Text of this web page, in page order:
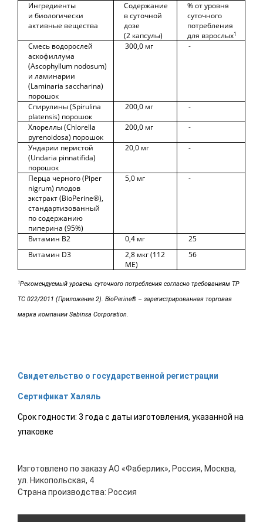
Ингредиенты
и биологически
активные вещества
Содержание
в суточной
дозе
(2 капсулы)
% от уровня
суточного
потребления
для взрослых1
Смесь водорослей
аскофиллума
(Ascophyllum nodosum)
и ламинарии
(Laminaria saccharina)
порошок
300,0 мг -
Спирулины (Spirulina
platensis) порошок
200,0 мг -
Хлореллы (Chlorella
pyrenoidosa) порошок
200,0 мг -
Ундарии перистой
(Undaria pinnatifida)
порошок
20,0 мг -
Перца черного (Piper
nigrum) плодов
экстракт (BioPerine®),
стандартизованный
по содержанию
пиперина (95%)
5,0 мг -
Витамин В2 0,4 мг
25
Витамин D3
2,8 мкг (112
МЕ)
56
1Рекомендуемый уровень суточного потребления согласно требованиям ТР
ТС 022/2011 (Приложение 2). BioPerine® – зарегистрированная торговая
марка компании Sabinsa Corporation.
Свидетельство о государственной регистрации
Сертификат Халяль
Срок годности: 3 года с даты изготовления, указанной на
упаковке
Изготовлено по заказу АО «Фаберлик», Россия, Москва,
ул. Никопольская, 4
Страна производства: Россия